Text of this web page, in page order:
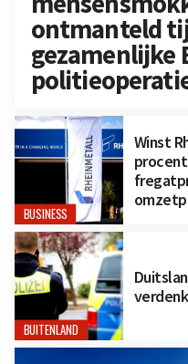
ontmanteld
gezamenlijke
BUSINESS
Winst
BUITENLAND